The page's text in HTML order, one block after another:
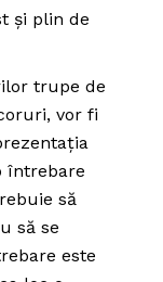
și plin de
trupe de
vor fi
întrebare
să
să se
este